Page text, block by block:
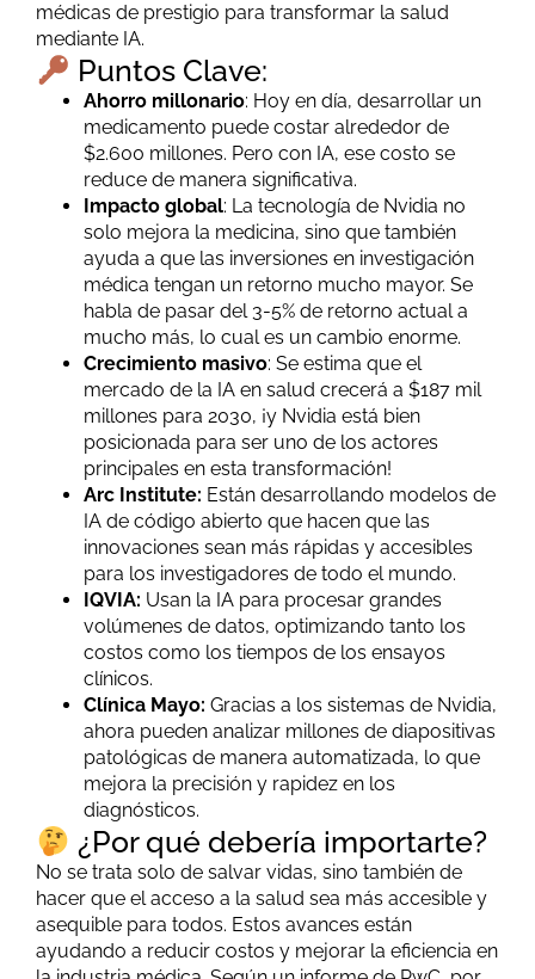
médicas de prestigio para transformar la salud
mediante IA.
Puntos Clave:
Ahorro millonario: Hoy en día, desarrollar un
medicamento puede costar alrededor de
$2.600 millones. Pero con IA, ese costo se
reduce de manera significativa.
Impacto global: La tecnología de Nvidia no
solo mejora la medicina, sino que también
ayuda a que las inversiones en investigación
médica tengan un retorno mucho mayor. Se
habla de pasar del 3-5% de retorno actual a
mucho más, lo cual es un cambio enorme.
Crecimiento masivo: Se estima que el
mercado de la IA en salud crecerá a $187 mil
millones para 2030, ¡y Nvidia está bien
posicionada para ser uno de los actores
principales en esta transformación!
Arc Institute: Están desarrollando modelos de
IA de código abierto que hacen que las
innovaciones sean más rápidas y accesibles
para los investigadores de todo el mundo.
IQVIA: Usan la IA para procesar grandes
volúmenes de datos, optimizando tanto los
costos como los tiempos de los ensayos
clínicos.
Clínica Mayo: Gracias a los sistemas de Nvidia,
ahora pueden analizar millones de diapositivas
patológicas de manera automatizada, lo que
mejora la precisión y rapidez en los
diagnósticos.
¿Por qué debería importarte?
No se trata solo de salvar vidas, sino también de
hacer que el acceso a la salud sea más accesible y
asequible para todos. Estos avances están
ayudando a reducir costos y mejorar la eficiencia en